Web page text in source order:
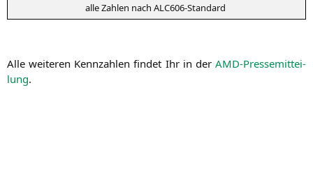
alle Zah­len nach ALC606-Standard
Alle wei­te­ren Kenn­zah­len fin­det Ihr in der AMD-Pres­se­mit­tei­
lung.